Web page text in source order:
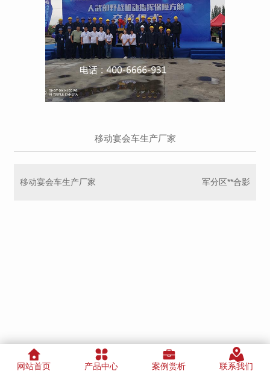
移动宴会车生产厂家
移动宴会车生产厂家 军分区**合影
网站首页 产品中心 案例赏析 联系我们